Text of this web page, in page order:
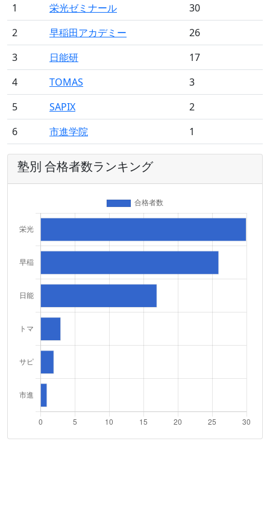
1
栄光ゼミナール
30
2
早稲田アカデミー
26
3
日能研
17
4
TOMAS
3
5
SAPIX
2
6
市進学院 1
塾別 合格者数ランキング